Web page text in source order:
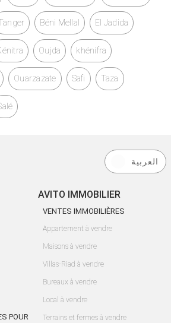
Béni Mellal El Jadida
Oujda khénifra
Ouarzazate Safi Taza
العربية
POUR
AVITO IMMOBILIER
VENTES IMMOBILIÈRES
Appartement à vendre
Maisons à vendre
Villas-Riad à vendre
Bureaux à vendre
Local à vendre
Terrains et fermes à vendre